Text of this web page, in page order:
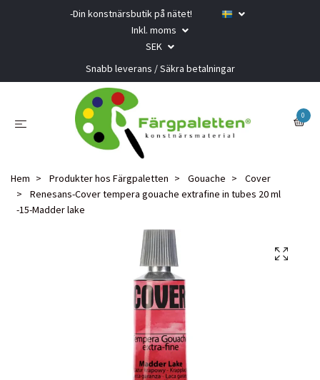
-Din konstnärsbutik på nätet!
Inkl. moms
SEK
Snabb leverans / Säkra betalningar
0
Hem Produkter hos Färgpaletten Gouache
Cover
Renesans-Cover tempera gouache extrafine in tubes 20 ml
-15-Madder lake